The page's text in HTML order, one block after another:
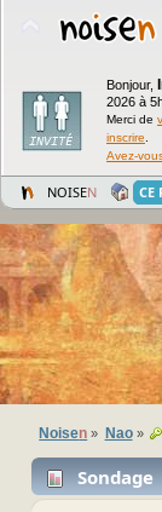
Bonjour,
2026 à
Merci de
inscrire
Avez-
NOISEN CE
Noisen » Nao»
Sondage